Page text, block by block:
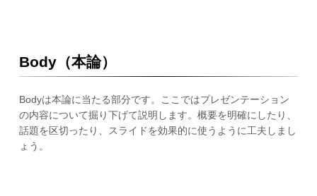
Body（本論）
Bodyは本論に当たる部分です。ここではプレゼンテーション
の内容について掘り下げて説明します。概要を明確にしたり、
話題を区切ったり、スライドを効果的に使うように工夫しまし
ょう。